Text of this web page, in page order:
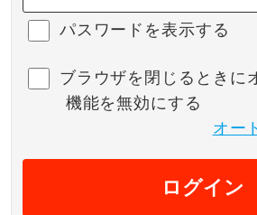
パスワードを表示する
ブラウザを閉じるときに
機能を無効にする
オー
ログイン